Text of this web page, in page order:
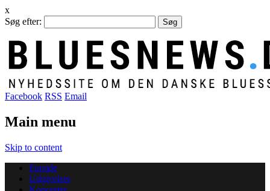
x
Søg efter:
Facebook RSS Email
Main menu
Skip to content
Forside
Udgivelser